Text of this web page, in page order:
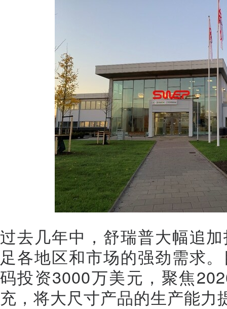
过去几年中，舒瑞普大幅追
足各地区和市场的强劲需求
码投资3000万美元，聚焦
充，将大尺寸产品的生产能力